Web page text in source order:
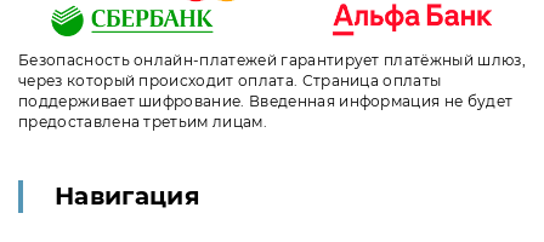
Безопасность онлайн-платежей гарантирует платёжный шлюз,
через который происходит оплата. Страница оплаты
поддерживает шифрование. Введенная информация не будет
предоставлена третьим лицам.
Навигация